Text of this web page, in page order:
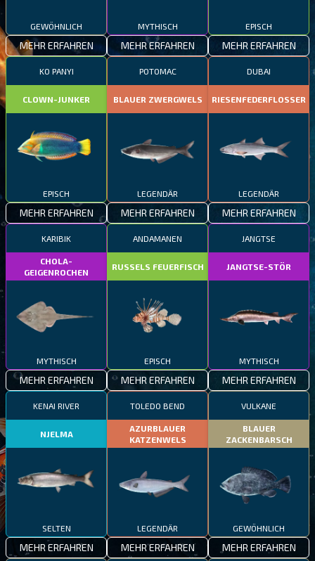
GEWÖHNLICH
MEHR ERFAHREN
MYTHISCH
MEHR ERFAHREN
EPISCH
MEHR ERFAHREN
KO PANYI
CLOWN-JUNKER
EPISCH
MEHR ERFAHREN
POTOMAC
BLAUER ZWERGWELS
LEGENDÄR
MEHR ERFAHREN
DUBAI
RIESENFEDERFLOSSER
LEGENDÄR
MEHR ERFAHREN
KARIBIK
CHOLA-
GEIGENROCHEN
MYTHISCH
MEHR ERFAHREN
ANDAMANEN
RUSSELS FEUERFISCH
EPISCH
MEHR ERFAHREN
JANGTSE
JANGTSE-STÖR
MYTHISCH
MEHR ERFAHREN
KENAI RIVER
NJELMA
SELTEN
MEHR ERFAHREN
TOLEDO BEND
AZURBLAUER
KATZENWELS
LEGENDÄR
MEHR ERFAHREN
VULKANE
BLAUER
ZACKENBARSCH
GEWÖHNLICH
MEHR ERFAHREN